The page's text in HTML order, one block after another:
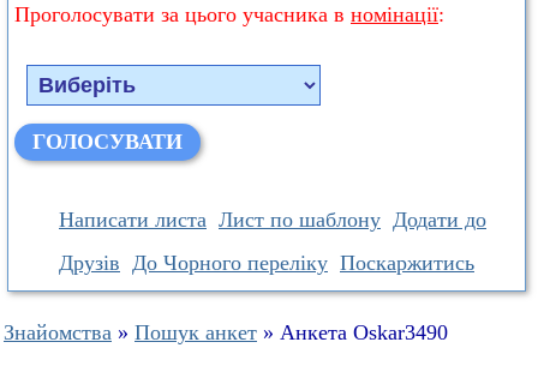
Проголосувати за цього учасника в номінації:
Написати листа Лист по шаблону Додати до
Друзів
До Чорного переліку Поскаржитись
Знайомства » Пошук анкет » Анкета Oskar3490